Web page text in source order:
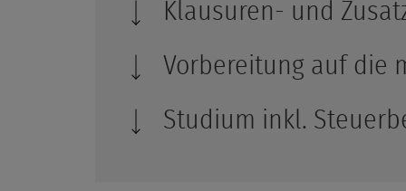
Klausuren- und
Vorbereitung auf die
Studium inkl.